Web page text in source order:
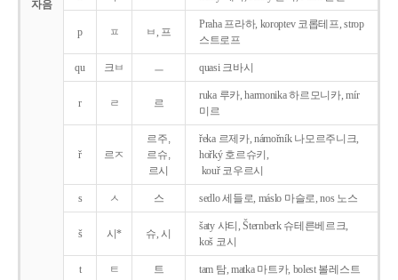
자음
p ㅍ ㅂ, 프
Praha 프라하, koroptev 코롭테프, strop
스트로프
qu 크ㅂ ㅡ quasi 크바시
r ㄹ 르
ruka 루카, harmonika 하르모니카, mír
미르
ř 르ㅈ
르주,
르슈,
르시
řeka 르제카, námořník 나모르주니크,
hořký 호르슈키,
kouř 코우르시
s ㅅ 스 sedlo 세들로, máslo 마슬로, nos 노스
š 시* 슈, 시
šaty 샤티, Šternberk 슈테른베르크,
koš 코시
t ㅌ 트 tam 탐, matka 마트카, bolest 볼레스트